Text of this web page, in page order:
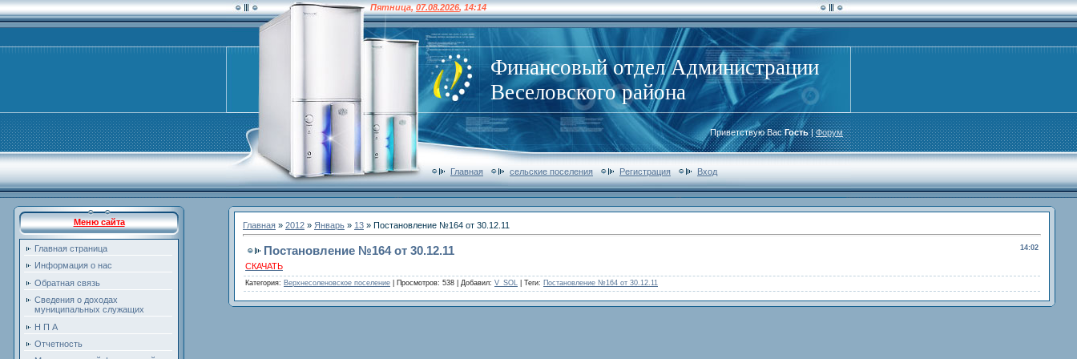
Пятница,07.08.2026,14:14
Финансовый отдел Администрации
Веселовского района
Приветствую Вас Гость|Форум
Главная сельские поселения Регистрация Вход
Меню сайта
Главная страница
Информация о нас
Обратная связь
Сведения о доходах
муниципальных служащих
Н П А
Отчетность
Главная » 2012 » Январь » 13 » Постановление №164 от 30.12.11
14:02
Постановление №164 от 30.12.11
СКАЧАТЬ
Категория: Верхнесоленовское поселение Просмотров: 538 | Добавил: V_SOL Теги: Постановление №164 от 30.12.11